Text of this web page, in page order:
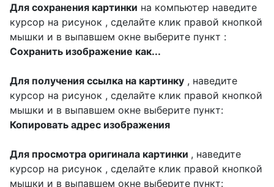
Для сохранения картинки на компьютер наведите
курсор на рисунок , сделайте клик правой кнопкой
мышки и в выпавшем окне выберите пункт :
Сохранить изображение как...
Для получения ссылка на картинку , наведите
курсор на рисунок , сделайте клик правой кнопкой
мышки и в выпавшем окне выберите пункт:
Копировать адрес изображения
Для просмотра оригинала картинки , наведите
курсор на рисунок , сделайте клик правой кнопкой
мышки и в выпавшем окне выберите пункт: